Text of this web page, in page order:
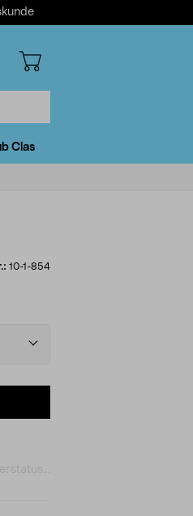
Clas
10-1-854